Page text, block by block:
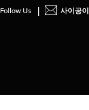
사이공이어 뉴스레터 구독하기